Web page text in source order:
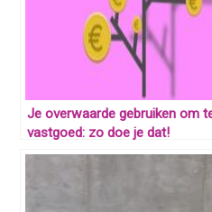
Je overwaarde gebruiken om
vastgoed: zo doe je dat!